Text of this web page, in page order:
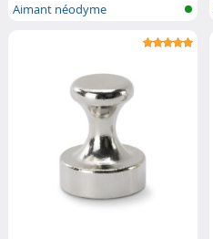
Aimant néodyme